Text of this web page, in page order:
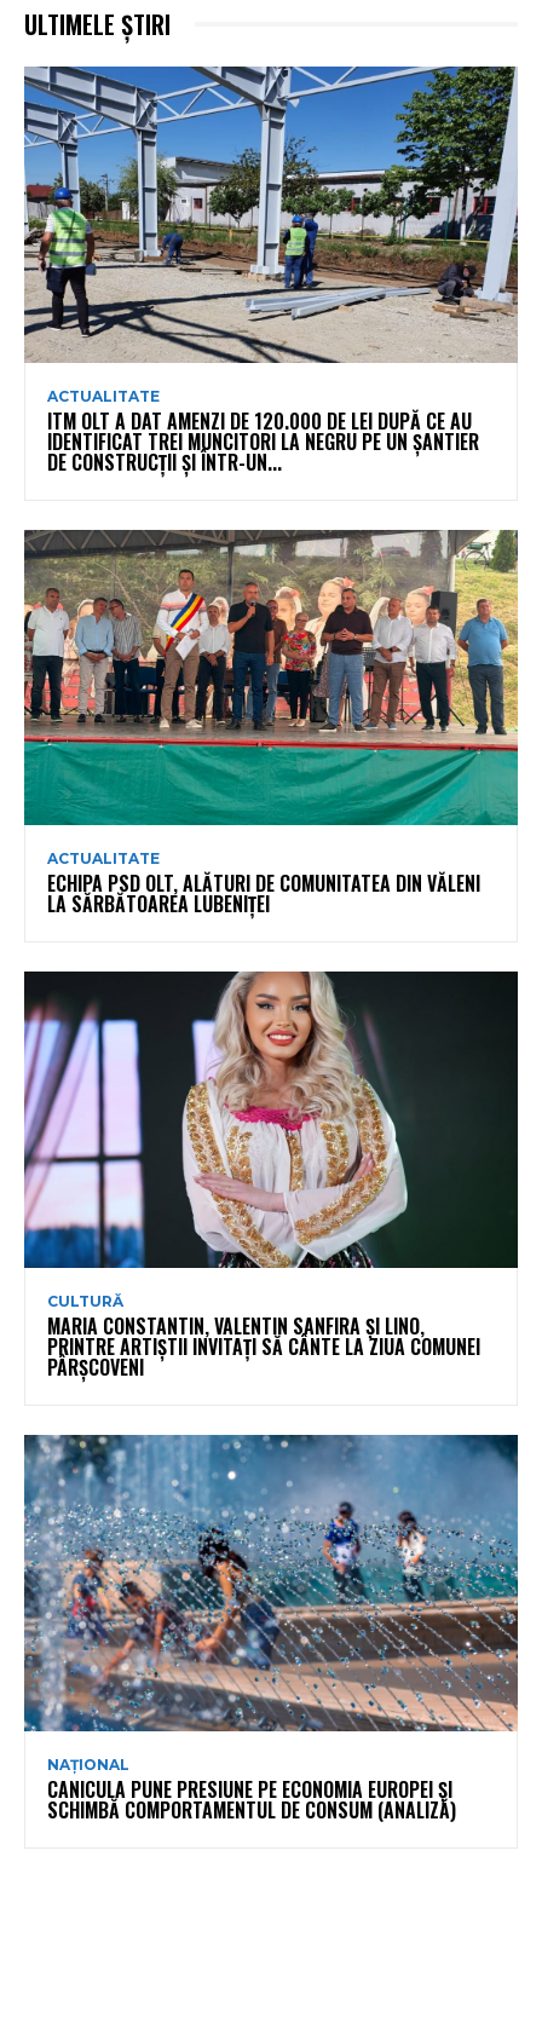
ULTIMELE ȘTIRI
ACTUALITATE
ITM OLT A DAT AMENZI DE 120.000 DE LEI DUPĂ CE AU
IDENTIFICAT TREI MUNCITORI LA NEGRU PE UN ȘANTIER
DE CONSTRUCȚII ȘI ÎNTR-UN...
ACTUALITATE
ECHIPA PSD OLT, ALĂTURI DE COMUNITATEA DIN VĂLENI
LA SĂRBĂTOAREA LUBENIȚEI
CULTURĂ
MARIA CONSTANTIN, VALENTIN SANFIRA ȘI LINO,
PRINTRE ARTIȘTII INVITAȚI SĂ CÂNTE LA ZIUA COMUNEI
PÂRȘCOVENI
NAȚIONAL
CANICULA PUNE PRESIUNE PE ECONOMIA EUROPEI ȘI
SCHIMBĂ COMPORTAMENTUL DE CONSUM (ANALIZĂ)